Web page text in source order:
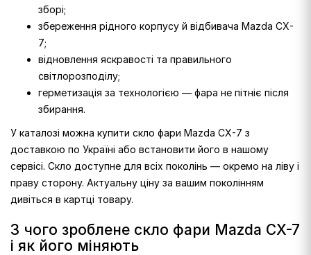
зборі;
збереження рідного корпусу й відбивача Mazda CX-
7;
відновлення яскравості та правильного
світлорозподілу;
герметизація за технологією — фара не пітніє після
збирання.
У каталозі можна купити скло фари Mazda CX-7 з
доставкою по Україні або встановити його в нашому
сервісі. Скло доступне для всіх поколінь — окремо на ліву і
праву сторону. Актуальну ціну за вашим поколінням
дивіться в картці товару.
З чого зроблене скло фари Mazda CX-7
і як його міняють